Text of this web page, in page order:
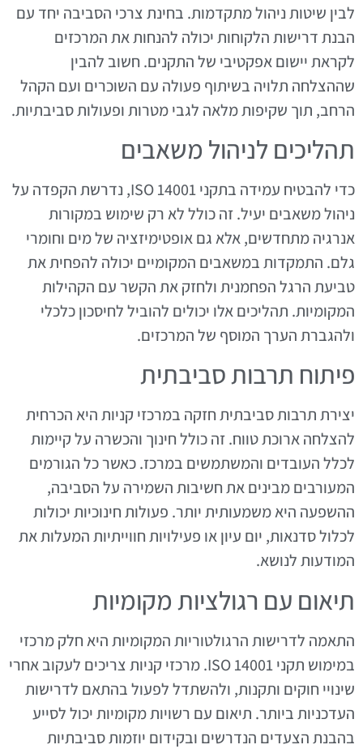
לבין שיטות ניהול מתקדמות. בחינת צרכי הסביבה יחד עם
הבנת דרישות הלקוחות יכולה להנחות את המרכזים
לקראת יישום אפקטיבי של התקנים. חשוב להבין
שההצלחה תלויה בשיתוף פעולה עם השוכרים ועם הקהל
הרחב, תוך שקיפות מלאה לגבי מטרות ופעולות סביבתיות.
תהליכים לניהול משאבים
כדי להבטיח עמידה בתקני ISO 14001, נדרשת הקפדה על
ניהול משאבים יעיל. זה כולל לא רק שימוש במקורות
אנרגיה מתחדשים, אלא גם אופטימיזציה של מים וחומרי
גלם. התמקדות במשאבים המקומיים יכולה להפחית את
טביעת הרגל הפחמנית ולחזק את הקשר עם הקהילות
המקומיות. תהליכים אלו יכולים להוביל לחיסכון כלכלי
ולהגברת הערך המוסף של המרכזים.
פיתוח תרבות סביבתית
יצירת תרבות סביבתית חזקה במרכזי קניות היא הכרחית
להצלחה ארוכת טווח. זה כולל חינוך והכשרה על קיימות
לכלל העובדים והמשתמשים במרכז. כאשר כל הגורמים
המעורבים מבינים את חשיבות השמירה על הסביבה,
ההשפעה היא משמעותית יותר. פעולות חינוכיות יכולות
לכלול סדנאות, יום עיון או פעילויות חווייתיות המעלות את
המודעות לנושא.
תיאום עם רגולציות מקומיות
התאמה לדרישות הרגולטוריות המקומיות היא חלק מרכזי
במימוש תקני ISO 14001. מרכזי קניות צריכים לעקוב אחרי
שינויי חוקים ותקנות, ולהשתדל לפעול בהתאם לדרישות
העדכניות ביותר. תיאום עם רשויות מקומיות יכול לסייע
בהבנת הצעדים הנדרשים ובקידום יוזמות סביבתיות